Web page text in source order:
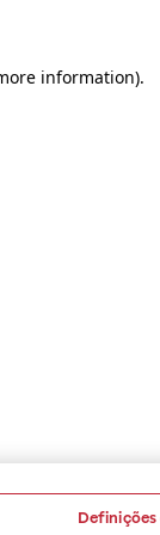
information).
Definições